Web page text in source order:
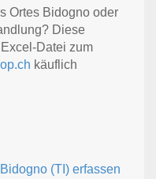
Ortes Bidogno oder
Diese
Datei zum
käuflich
(TI) erfassen